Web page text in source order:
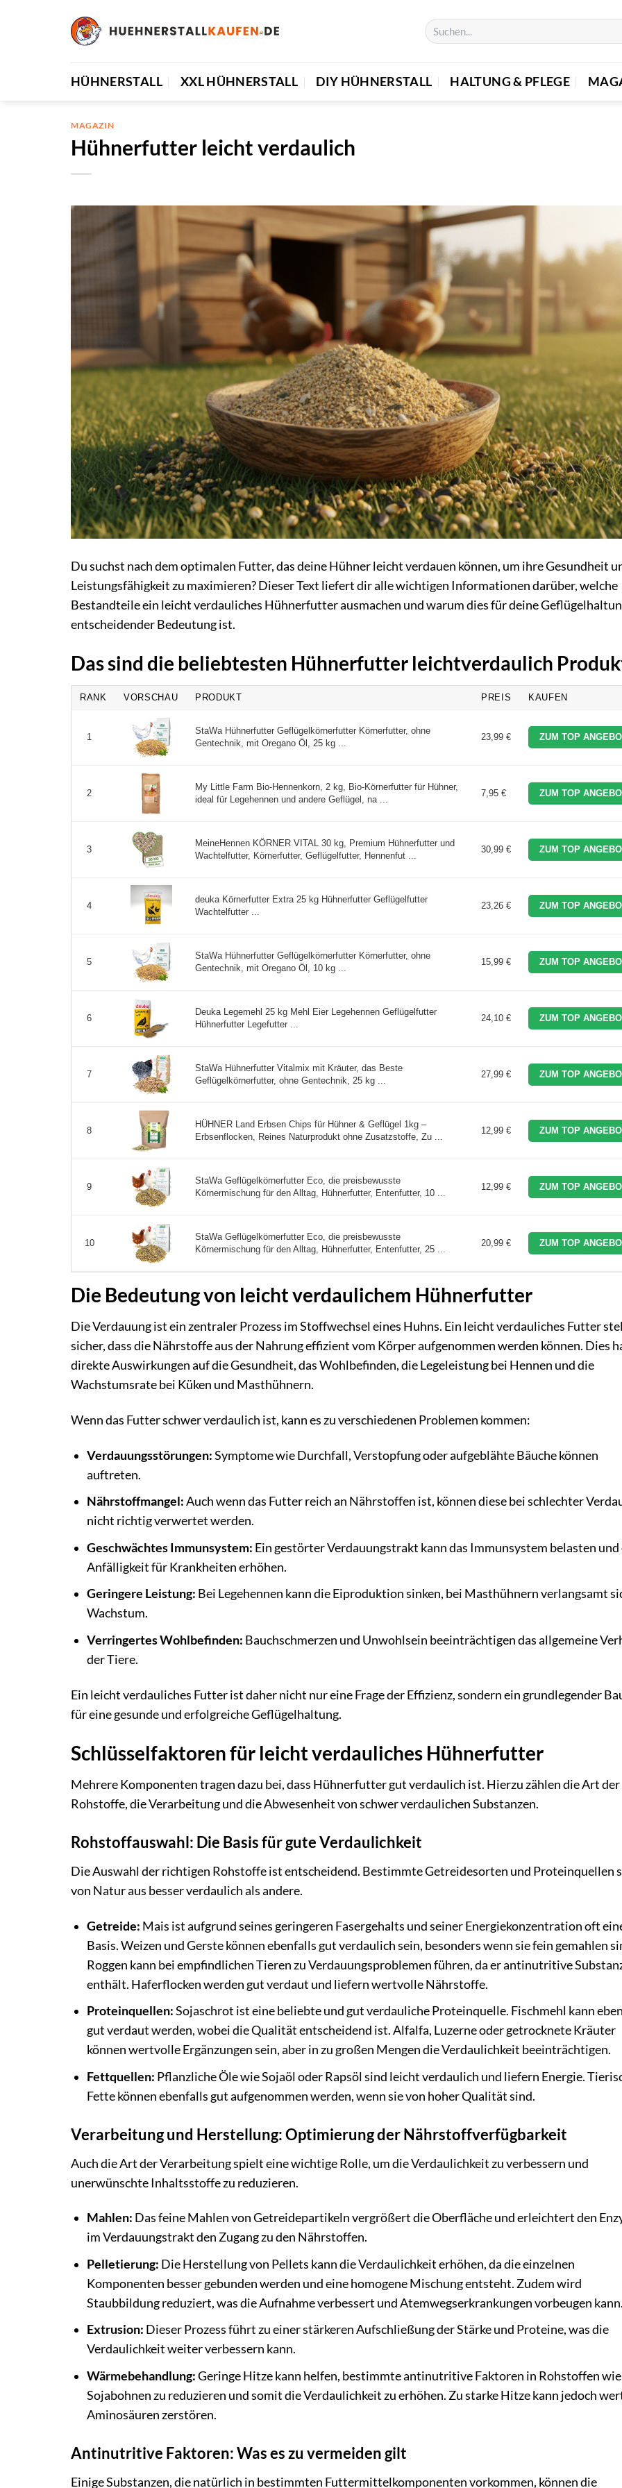
HÜHNERSTALL XXL HÜHNERSTALL DIY HÜHNERSTALL HALTUNG & PFLEGE
MAGAZIN
Hühnerfutter leicht verdaulich
Du suchst nach dem optimalen Futter, das deine Hühner leicht verdauen können, um ihre Gesundheit
Leistungsfähigkeit zu maximieren? Dieser Text liefert dir alle wichtigen Informationen darüber, welche
Bestandteile ein leicht verdauliches Hühnerfutter ausmachen und warum dies für deine
entscheidender Bedeutung ist.
Das sind die beliebtesten Hühnerfutter leichtverdaulich
RANK VORSCHAU PRODUKT PREIS KAUFEN
1
StaWa Hühnerfutter Geflügelkörnerfutter Körnerfutter, ohne
Gentechnik, mit Oregano Öl, 25 kg ...
23,99 € ZUM TOP
2
My Little Farm Bio-Hennenkorn, 2 kg, Bio-Körnerfutter für Hühner,
ideal für Legehennen und andere Geflügel, na ...
7,95 € ZUM TOP
3
MeineHennen KÖRNER VITAL 30 kg, Premium Hühnerfutter und
Wachtelfutter, Körnerfutter, Geflügelfutter, Hennenfut ...
30,99 € ZUM TOP
4
deuka Körnerfutter Extra 25 kg Hühnerfutter Geflügelfutter
Wachtelfutter ...
23,26 € ZUM TOP
5
StaWa Hühnerfutter Geflügelkörnerfutter Körnerfutter, ohne
Gentechnik, mit Oregano Öl, 10 kg ...
15,99 € ZUM TOP
6
Deuka Legemehl 25 kg Mehl Eier Legehennen Geflügelfutter
Hühnerfutter Legefutter ...
24,10 € ZUM TOP
7
StaWa Hühnerfutter Vitalmix mit Kräuter, das Beste
Geflügelkörnerfutter, ohne Gentechnik, 25 kg ...
27,99 € ZUM TOP
8
HÜHNER Land Erbsen Chips für Hühner & Geflügel 1kg –
Erbsenflocken, Reines Naturprodukt ohne Zusatzstoffe, Zu ...
12,99 € ZUM TOP
9
StaWa Geflügelkörnerfutter Eco, die preisbewusste
Körnermischung für den Alltag, Hühnerfutter, Entenfutter, 10 ...
12,99 € ZUM TOP
10
StaWa Geflügelkörnerfutter Eco, die preisbewusste
Körnermischung für den Alltag, Hühnerfutter, Entenfutter, 25 ...
20,99 € ZUM TOP
Die Bedeutung von leicht verdaulichem Hühnerfutter
Die Verdauung ist ein zentraler Prozess im Stoffwechsel eines Huhns. Ein leicht verdauliches Futter
sicher, dass die Nährstoffe aus der Nahrung effizient vom Körper aufgenommen werden können. Dies
direkte Auswirkungen auf die Gesundheit, das Wohlbefinden, die Legeleistung bei Hennen und die
Wachstumsrate bei Küken und Masthühnern.
Wenn das Futter schwer verdaulich ist, kann es zu verschiedenen Problemen kommen:
Verdauungsstörungen:Symptome wie Durchfall, Verstopfung oder aufgeblähte Bäuche können
auftreten.
Nährstoffmangel:Auch wenn das Futter reich an Nährstoffen ist, können diese bei schlechter
nicht richtig verwertet werden.
Geschwächtes Immunsystem: Ein gestörter Verdauungstrakt kann das Immunsystem belasten und
Anfälligkeit für Krankheiten erhöhen.
Geringere Leistung: Bei Legehennen kann die Eiproduktion sinken, bei Masthühnern verlangsamt
Wachstum.
Verringertes Wohlbefinden: Bauchschmerzen und Unwohlsein beeinträchtigen das allgemeine
der Tiere.
Ein leicht verdauliches Futter ist daher nicht nur eine Frage der Effizienz, sondern ein grundlegender
für eine gesunde und erfolgreiche Geflügelhaltung.
Schlüsselfaktoren für leicht verdauliches Hühnerfutter
Mehrere Komponenten tragen dazu bei, dass Hühnerfutter gut verdaulich ist. Hierzu zählen die Art der
Rohstoffe, die Verarbeitung und die Abwesenheit von schwer verdaulichen Substanzen.
Rohstoffauswahl: Die Basis für gute Verdaulichkeit
Die Auswahl der richtigen Rohstoffe ist entscheidend. Bestimmte Getreidesorten und Proteinquellen
von Natur aus besser verdaulich als andere.
Getreide: Mais ist aufgrund seines geringeren Fasergehalts und seiner Energiekonzentration oft
Basis. Weizen und Gerste können ebenfalls gut verdaulich sein, besonders wenn sie fein gemahlen
Roggen kann bei empfindlichen Tieren zu Verdauungsproblemen führen, da er antinutritive
enthält. Haferflocken werden gut verdaut und liefern wertvolle Nährstoffe.
Proteinquellen:Sojaschrot ist eine beliebte und gut verdauliche Proteinquelle. Fischmehl kann
gut verdaut werden, wobei die Qualität entscheidend ist. Alfalfa, Luzerne oder getrocknete Kräuter
können wertvolle Ergänzungen sein, aber in zu großen Mengen die Verdaulichkeit beeinträchtigen.
Fettquellen: Pflanzliche Öle wie Sojaöl oder Rapsöl sind leicht verdaulich und liefern Energie.
Fette können ebenfalls gut aufgenommen werden, wenn sie von hoher Qualität sind.
Verarbeitung und Herstellung: Optimierung der Nährstoffverfügbarkeit
Auch die Art der Verarbeitung spielt eine wichtige Rolle, um die Verdaulichkeit zu verbessern und
unerwünschte Inhaltsstoffe zu reduzieren.
Mahlen: Das feine Mahlen von Getreidepartikeln vergrößert die Oberfläche und erleichtert den
im Verdauungstrakt den Zugang zu den Nährstoffen.
Pelletierung: Die Herstellung von Pellets kann die Verdaulichkeit erhöhen, da die einzelnen
Komponenten besser gebunden werden und eine homogene Mischung entsteht. Zudem wird
Staubbildung reduziert, was die Aufnahme verbessert und Atemwegserkrankungen vorbeugen kann.
Extrusion: Dieser Prozess führt zu einer stärkeren Aufschließung der Stärke und Proteine, was die
Verdaulichkeit weiter verbessern kann.
Wärmebehandlung:Geringe Hitze kann helfen, bestimmte antinutritive Faktoren in Rohstoffen wie
Sojabohnen zu reduzieren und somit die Verdaulichkeit zu erhöhen. Zu starke Hitze kann jedoch
Aminosäuren zerstören.
Antinutritive Faktoren: Was es zu vermeiden gilt
Einige Substanzen, die natürlich in bestimmten Futtermittelkomponenten vorkommen, können die